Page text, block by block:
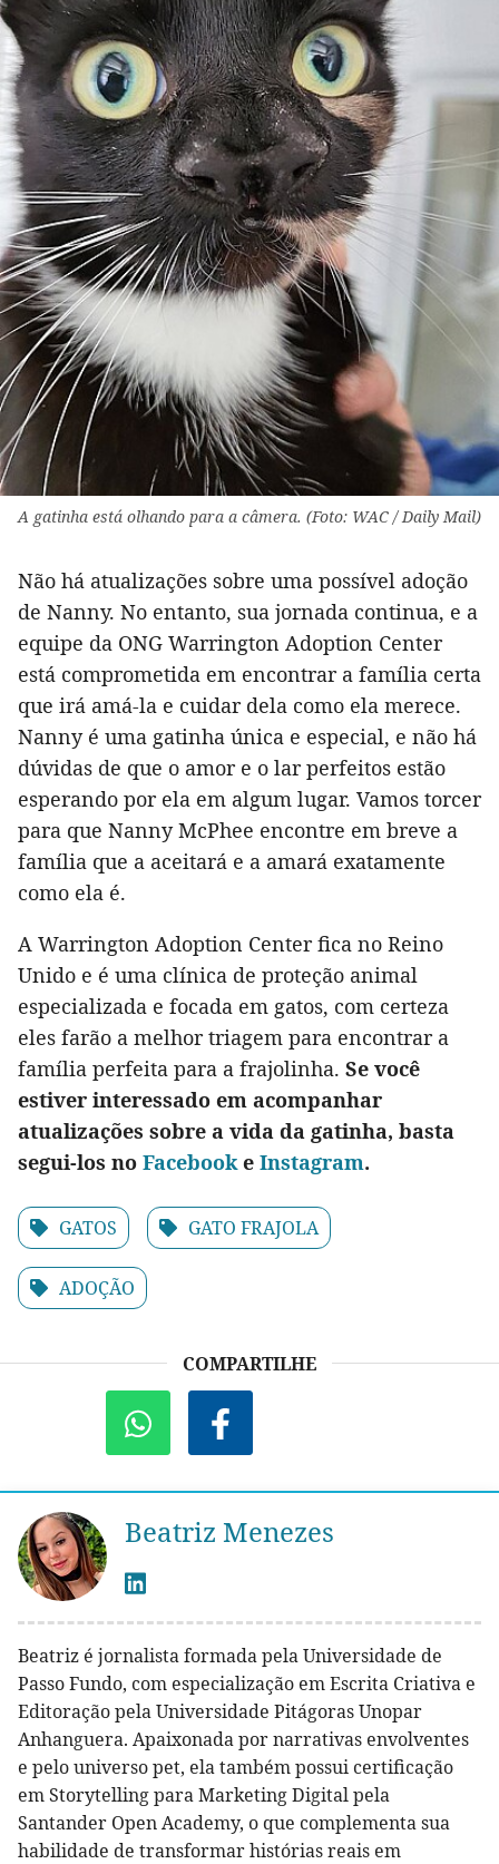
A gatinha está olhando para a câmera. (Foto: WAC / Daily Mail)
Não há atualizações sobre uma possível adoção
de Nanny. No entanto, sua jornada continua, e a
equipe da ONG Warrington Adoption Center
está comprometida em encontrar a família certa
que irá amá-la e cuidar dela como ela merece.
Nanny é uma gatinha única e especial, e não há
dúvidas de que o amor e o lar perfeitos estão
esperando por ela em algum lugar. Vamos torcer
para que Nanny McPhee encontre em breve a
família que a aceitará e a amará exatamente
como ela é.
A Warrington Adoption Center fica no Reino
Unido e é uma clínica de proteção animal
especializada e focada em gatos, com certeza
eles farão a melhor triagem para encontrar a
família perfeita para a frajolinha. Se você
estiver interessado em acompanhar
atualizações sobre a vida da gatinha, basta
segui-los no Facebooke Instagram.
GATOS GATO FRAJOLA
ADOÇÃO
COMPARTILHE
Beatriz Menezes
Beatriz é jornalista formada pela Universidade de
Passo Fundo, com especialização em Escrita Criativa e
Editoração pela Universidade Pitágoras Unopar
Anhanguera. Apaixonada por narrativas envolventes
e pelo universo pet, ela também possui certificação
em Storytelling para Marketing Digital pela
Santander Open Academy, o que complementa sua
habilidade de transformar histórias reais em